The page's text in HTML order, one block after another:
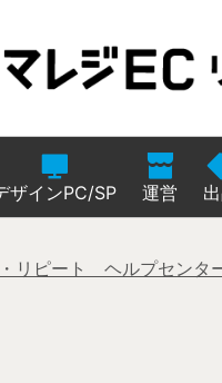
ザインPC/SP 運営
リピート ヘルプセンタ